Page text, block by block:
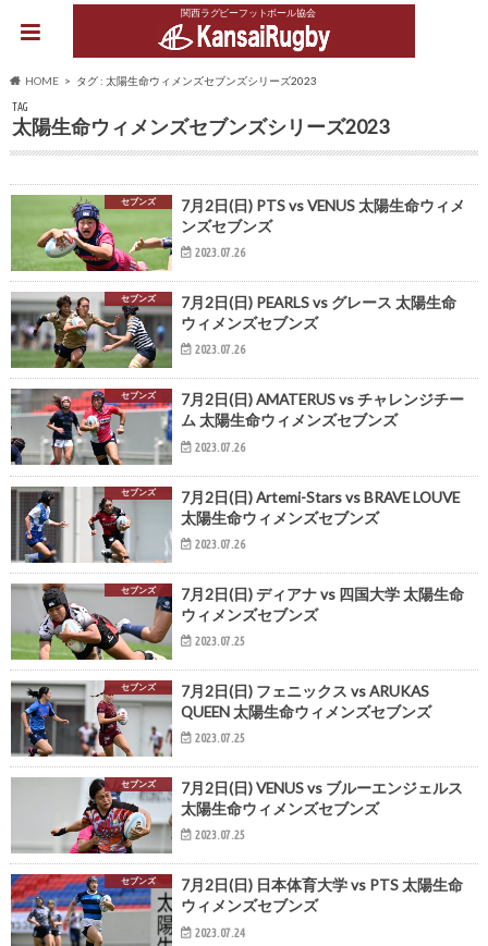
関西ラグビーフットボール協会
HOME タグ : 太陽生命ウィメンズセブンズシリーズ2023
TAG
太陽生命ウィメンズセブンズシリーズ2023
セブンズ
7月2日(日) PTS vs VENUS 太陽生命ウィメ
ンズセブンズ
2023.07.26
セブンズ
7月2日(日) PEARLS vs グレース 太陽生命
ウィメンズセブンズ
2023.07.26
セブンズ
7月2日(日) AMATERUS vs チャレンジチー
ム 太陽生命ウィメンズセブンズ
2023.07.26
セブンズ
7月2日(日) Artemi-Stars vs BRAVE LOUVE
太陽生命ウィメンズセブンズ
2023.07.26
セブンズ
7月2日(日) ディアナ vs 四国大学 太陽生命
ウィメンズセブンズ
2023.07.25
セブンズ
7月2日(日) フェニックス vs ARUKAS
QUEEN 太陽生命ウィメンズセブンズ
2023.07.25
セブンズ
7月2日(日) VENUS vs ブルーエンジェルス
太陽生命ウィメンズセブンズ
2023.07.25
セブンズ
7月2日(日) 日本体育大学 vs PTS 太陽生命
ウィメンズセブンズ
2023.07.24